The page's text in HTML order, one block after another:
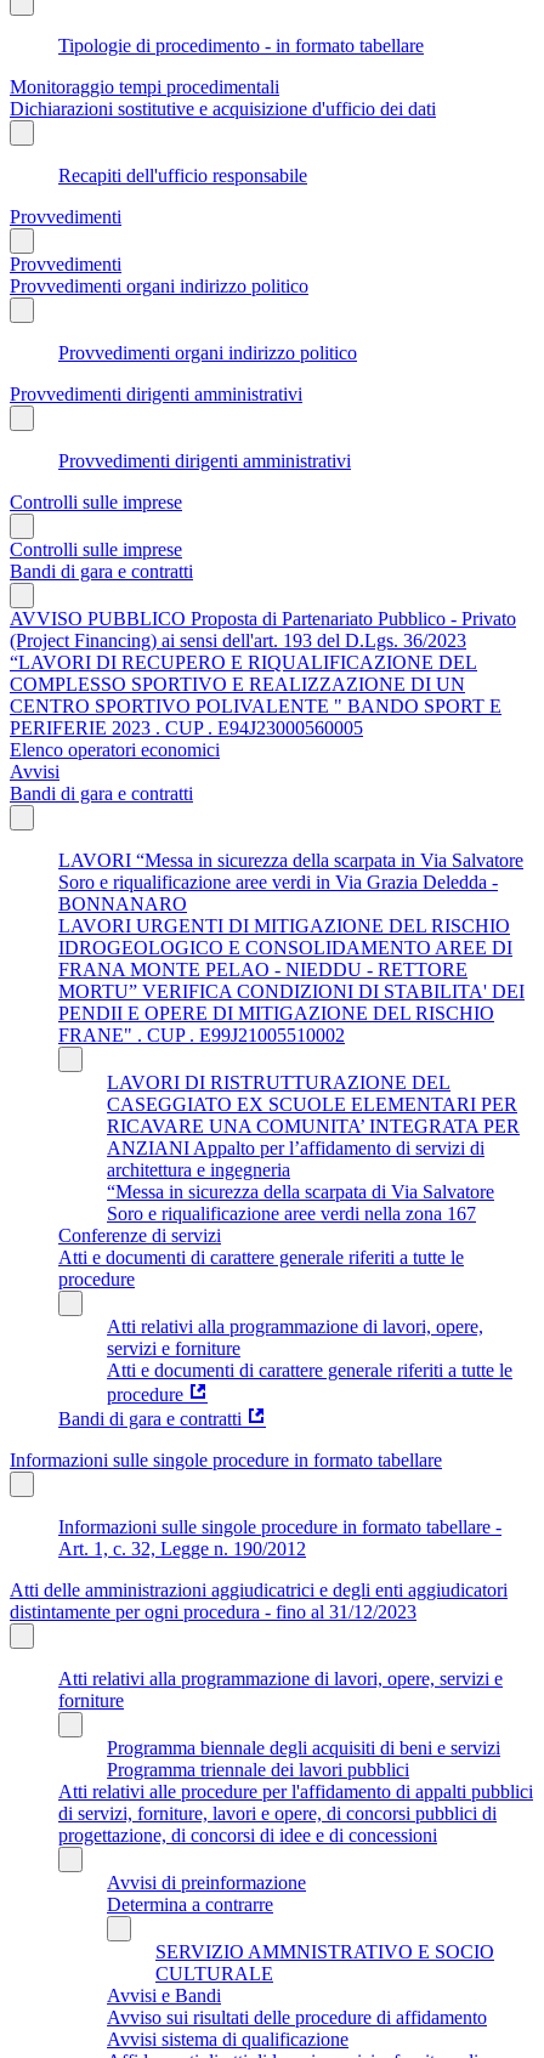
Tipologie di procedimento - in formato tabellare
Monitoraggio tempi procedimentali
Dichiarazioni sostitutive e acquisizione d'ufficio dei dati
Recapiti dell'ufficio responsabile
Provvedimenti
Provvedimenti
Provvedimenti organi indirizzo politico
Provvedimenti organi indirizzo politico
Provvedimenti dirigenti amministrativi
Provvedimenti dirigenti amministrativi
Controlli sulle imprese
Controlli sulle imprese
Bandi di gara e contratti
AVVISO PUBBLICO Proposta di Partenariato Pubblico - Privato
(Project Financing) ai sensi dell'art. 193 del D.Lgs. 36/2023
“LAVORI DI RECUPERO E RIQUALIFICAZIONE DEL
COMPLESSO SPORTIVO E REALIZZAZIONE DI UN
CENTRO SPORTIVO POLIVALENTE " BANDO SPORT E
PERIFERIE 2023 . CUP . E94J23000560005
Elenco operatori economici
Avvisi
Bandi di gara e contratti
LAVORI “Messa in sicurezza della scarpata in Via Salvatore
Soro e riqualificazione aree verdi in Via Grazia Deledda -
BONNANARO
LAVORI URGENTI DI MITIGAZIONE DEL RISCHIO
IDROGEOLOGICO E CONSOLIDAMENTO AREE DI
FRANA MONTE PELAO - NIEDDU - RETTORE
MORTU” VERIFICA CONDIZIONI DI STABILITA' DEI
PENDII E OPERE DI MITIGAZIONE DEL RISCHIO
FRANE" . CUP . E99J21005510002
LAVORI DI RISTRUTTURAZIONE DEL
CASEGGIATO EX SCUOLE ELEMENTARI PER
RICAVARE UNA COMUNITA’ INTEGRATA PER
ANZIANI Appalto per l’affidamento di servizi di
architettura e ingegneria
“Messa in sicurezza della scarpata di Via Salvatore
Soro e riqualificazione aree verdi nella zona 167
Conferenze di servizi
Atti e documenti di carattere generale riferiti a tutte le
procedure
Atti relativi alla programmazione di lavori, opere,
servizi e forniture
Atti e documenti di carattere generale riferiti a tutte le
procedure
Bandi di gara e contratti
Informazioni sulle singole procedure in formato tabellare
Informazioni sulle singole procedure in formato tabellare -
Art. 1, c. 32, Legge n. 190/2012
Atti delle amministrazioni aggiudicatrici e degli enti aggiudicatori
distintamente per ogni procedura - fino al 31/12/2023
Atti relativi alla programmazione di lavori, opere, servizi e
forniture
Programma biennale degli acquisiti di beni e servizi
Programma triennale dei lavori pubblici
Atti relativi alle procedure per l'affidamento di appalti pubblici
di servizi, forniture, lavori e opere, di concorsi pubblici di
progettazione, di concorsi di idee e di concessioni
Avvisi di preinformazione
Determina a contrarre
SERVIZIO AMMNISTRATIVO E SOCIO
CULTURALE
Avvisi e Bandi
Avviso sui risultati delle procedure di affidamento
Avvisi sistema di qualificazione